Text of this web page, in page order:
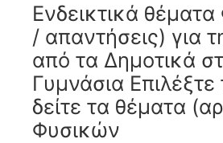
Ενδεικτικά
/ απαντήσεις) για
από τα Δημοτικά
Γυμνάσια
δείτε τα θέματα
Φυσικών